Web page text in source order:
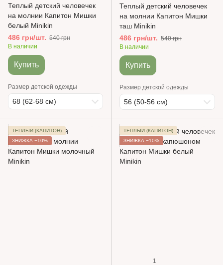
Теплый детский человечек
на молнии Капитон Мишки
белый Minikin
486 грн/шт. 540 грн
В наличии
Купить
Размер детской одежды
68 (62-68 см)
Теплый детский человечек
на молнии Капитон Мишки
таш Minikin
486 грн/шт. 540 грн
В наличии
Купить
Размер детской одежды
56 (50-56 см)
ТЕПЛЫЙ (КАПИТОН)
ЗНИЖКА −10%
ТЕПЛЫЙ (КАПИТОН)
ЗНИЖКА −10%
1